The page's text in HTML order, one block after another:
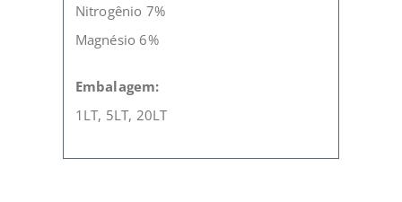
Nitrogênio 7%
Magnésio 6%
Embalagem:
1LT, 5LT, 20LT